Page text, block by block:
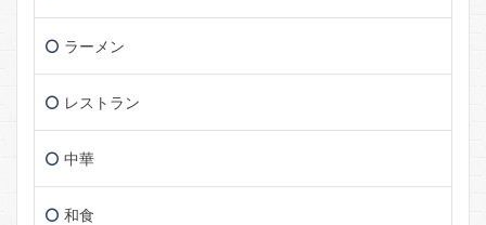
ラーメン
レストラン
中華
和食